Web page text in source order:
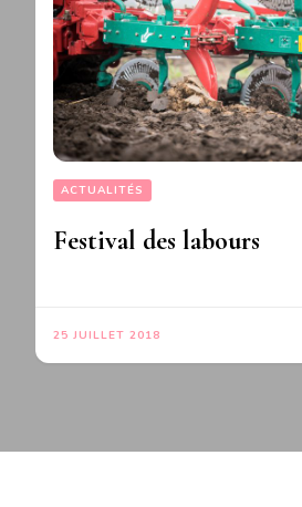
ACTUALITÉS
Festival des labours
25 JUILLET 2018